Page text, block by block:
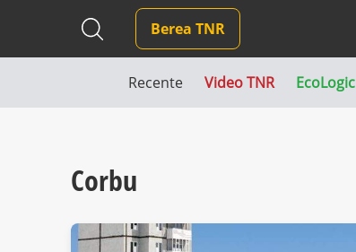
Berea TNR
Recente Video TNR EcoLogic
Corbu